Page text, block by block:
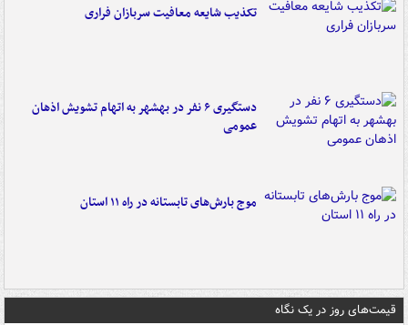
تکذیب شایعه معافیت سربازان فراری
دستگیری ۶ نفر در بهشهر به اتهام تشویش اذهان
عمومی
موج بارش‌های تابستانه در راه ۱۱ استان
قیمت‌های روز در یک نگاه